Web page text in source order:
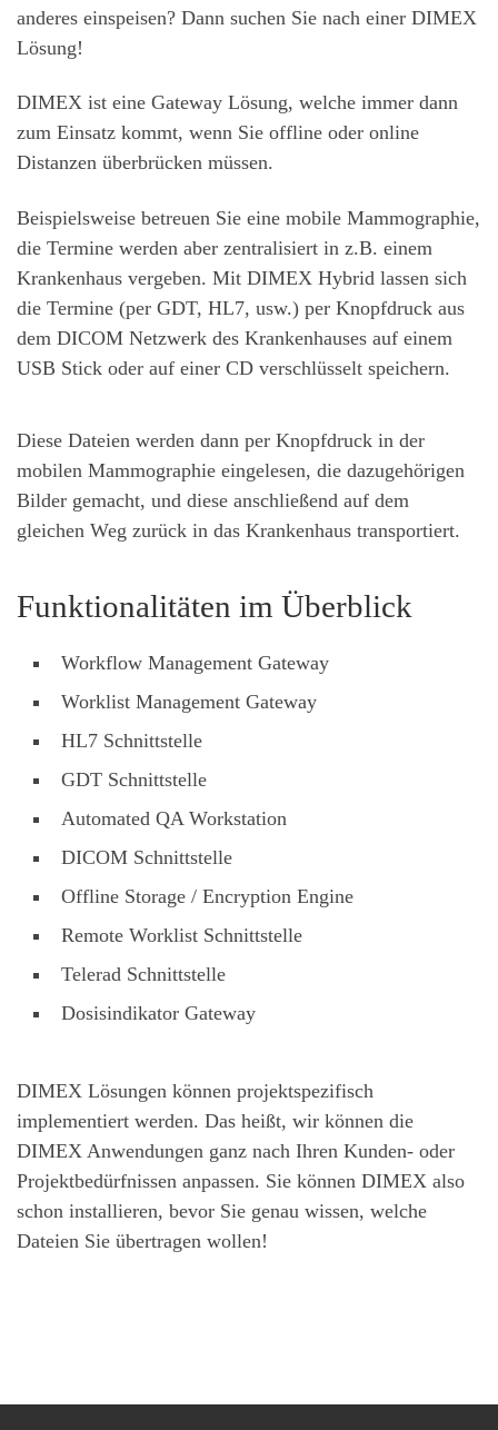
anderes einspeisen? Dann suchen Sie nach einer DIMEX
Lösung!
DIMEX ist eine Gateway Lösung, welche immer dann
zum Einsatz kommt, wenn Sie offline oder online
Distanzen überbrücken müssen.
Beispielsweise betreuen Sie eine mobile Mammographie,
die Termine werden aber zentralisiert in z.B. einem
Krankenhaus vergeben. Mit DIMEX Hybrid lassen sich
die Termine (per GDT, HL7, usw.) per Knopfdruck aus
dem DICOM Netzwerk des Krankenhauses auf einem
USB Stick oder auf einer CD verschlüsselt speichern.
Diese Dateien werden dann per Knopfdruck in der
mobilen Mammographie eingelesen, die dazugehörigen
Bilder gemacht, und diese anschließend auf dem
gleichen Weg zurück in das Krankenhaus transportiert.
Funktionalitäten im Überblick
Workflow Management Gateway
Worklist Management Gateway
HL7 Schnittstelle
GDT Schnittstelle
Automated QA Workstation
DICOM Schnittstelle
Offline Storage / Encryption Engine
Remote Worklist Schnittstelle
Telerad Schnittstelle
Dosisindikator Gateway
DIMEX Lösungen können projektspezifisch
implementiert werden. Das heißt, wir können die
DIMEX Anwendungen ganz nach Ihren Kunden- oder
Projektbedürfnissen anpassen. Sie können DIMEX also
schon installieren, bevor Sie genau wissen, welche
Dateien Sie übertragen wollen!